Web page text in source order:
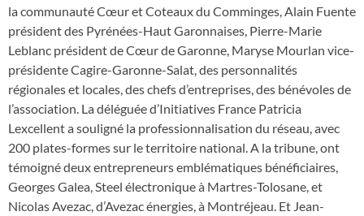
la communauté Cœur et Coteaux du Comminges, Alain Fuente
président des Pyrénées-Haut Garonnaises, Pierre-Marie
Leblanc président de Cœur de Garonne, Maryse Mourlan vice-
présidente Cagire-Garonne-Salat, des personnalités
régionales et locales, des chefs d’entreprises, des bénévoles de
l’association. La déléguée d’Initiatives France Patricia
Lexcellent a souligné la professionnalisation du réseau, avec
200 plates-formes sur le territoire national. A la tribune, ont
témoigné deux entrepreneurs emblématiques bénéficiaires,
Georges Galea, Steel électronique à Martres-Tolosane, et
Nicolas Avezac, d’Avezac énergies, à Montréjeau. Et Jean-